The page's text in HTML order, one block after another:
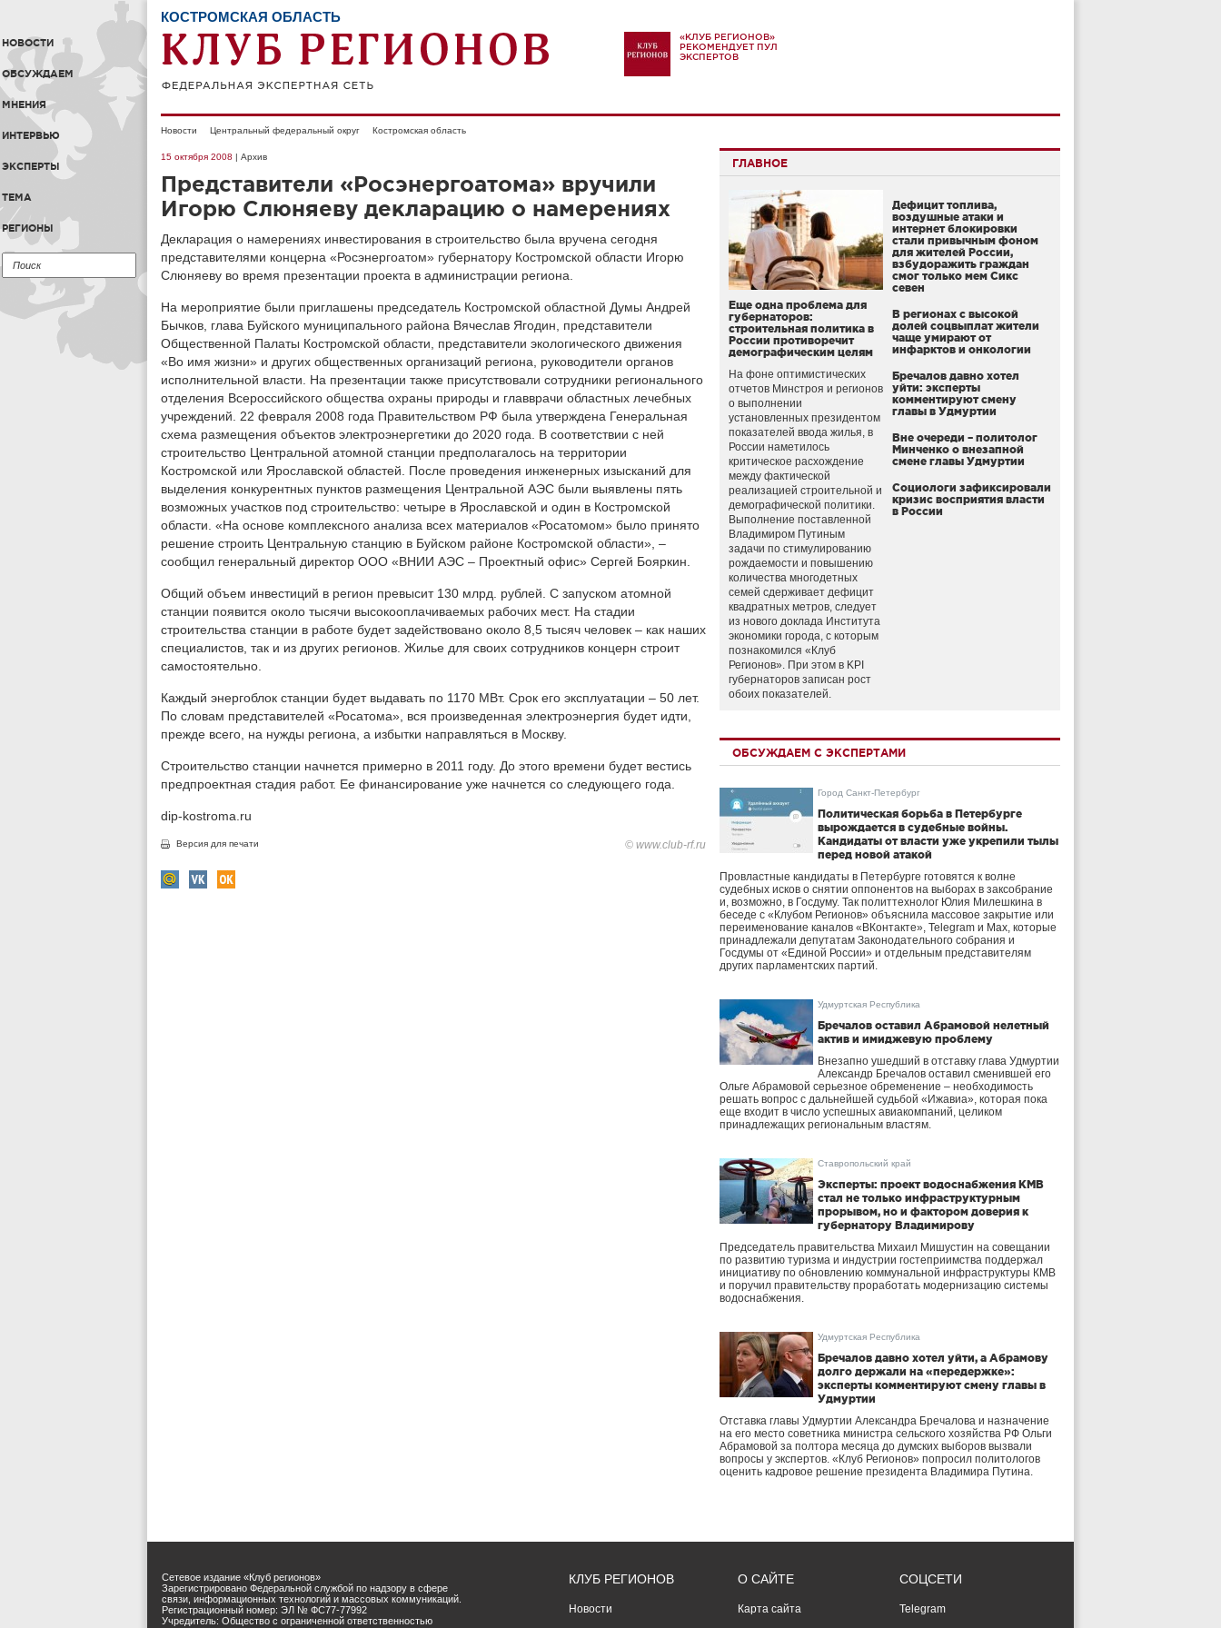
НОВОСТИ
ОБСУЖДАЕМ
МНЕНИЯ
ИНТЕРВЬЮ
ЭКСПЕРТЫ
ТЕМА
РЕГИОНЫ
КОСТРОМСКАЯ ОБЛАСТЬ
«КЛУБ РЕГИОНОВ»
РЕКОМЕНДУЕТ ПУЛ
ЭКСПЕРТОВ
Новости Центральный федеральный округ Костромская область
15 октября 2008 | Архив
Представители «Росэнергоатома» вручили
Игорю Слюняеву декларацию о намерениях
Декларация о намерениях инвестирования в строительство была вручена сегодня
представителями концерна «Росэнергоатом» губернатору Костромской области Игорю
Слюняеву во время презентации проекта в администрации региона.
На мероприятие были приглашены председатель Костромской областной Думы Андрей
Бычков, глава Буйского муниципального района Вячеслав Ягодин, представители
Общественной Палаты Костромской области, представители экологического движения
«Во имя жизни» и других общественных организаций региона, руководители органов
исполнительной власти. На презентации также присутствовали сотрудники регионального
отделения Всероссийского общества охраны природы и главврачи областных лечебных
учреждений. 22 февраля 2008 года Правительством РФ была утверждена Генеральная
схема размещения объектов электроэнергетики до 2020 года. В соответствии с ней
строительство Центральной атомной станции предполагалось на территории
Костромской или Ярославской областей. После проведения инженерных изысканий для
выделения конкурентных пунктов размещения Центральной АЭС были выявлены пять
возможных участков под строительство: четыре в Ярославской и один в Костромской
области. «На основе комплексного анализа всех материалов «Росатомом» было принято
решение строить Центральную станцию в Буйском районе Костромской области», –
сообщил генеральный директор ООО «ВНИИ АЭС – Проектный офис» Сергей Бояркин.
Общий объем инвестиций в регион превысит 130 млрд. рублей. С запуском атомной
станции появится около тысячи высокооплачиваемых рабочих мест. На стадии
строительства станции в работе будет задействовано около 8,5 тысяч человек – как наших
специалистов, так и из других регионов. Жилье для своих сотрудников концерн строит
самостоятельно.
Каждый энергоблок станции будет выдавать по 1170 МВт. Срок его эксплуатации – 50 лет.
По словам представителей «Росатома», вся произведенная электроэнергия будет идти,
прежде всего, на нужды региона, а избытки направляться в Москву.
Строительство станции начнется примерно в 2011 году. До этого времени будет вестись
предпроектная стадия работ. Ее финансирование уже начнется со следующего года.
dip-kostroma.ru
Версия для печати © www.club-rf.ru
ГЛАВНОЕ
Еще одна проблема для
губернаторов:
строительная политика в
России противоречит
демографическим целям
На фоне оптимистических
отчетов Минстроя и регионов
о выполнении
установленных президентом
показателей ввода жилья, в
России наметилось
критическое расхождение
между фактической
реализацией строительной и
демографической политики.
Выполнение поставленной
Владимиром Путиным
задачи по стимулированию
рождаемости и повышению
количества многодетных
семей сдерживает дефицит
квадратных метров, следует
из нового доклада Института
экономики города, с которым
познакомился «Клуб
Регионов». При этом в KPI
губернаторов записан рост
обоих показателей.
Дефицит топлива,
воздушные атаки и
интернет блокировки
стали привычным фоном
для жителей России,
взбудоражить граждан
смог только мем Сикс
севен
В регионах с высокой
долей соцвыплат жители
чаще умирают от
инфарктов и онкологии
Бречалов давно хотел
уйти: эксперты
комментируют смену
главы в Удмуртии
Вне очереди – политолог
Минченко о внезапной
смене главы Удмуртии
Социологи зафиксировали
кризис восприятия власти
в России
ОБСУЖДАЕМ С ЭКСПЕРТАМИ
Город Санкт-Петербург
Политическая борьба в Петербурге
вырождается в судебные войны.
Кандидаты от власти уже укрепили тылы
перед новой атакой
Провластные кандидаты в Петербурге готовятся к волне
судебных исков о снятии оппонентов на выборах в заксобрание
и, возможно, в Госдуму. Так политтехнолог Юлия Милешкина в
беседе с «Клубом Регионов» объяснила массовое закрытие или
переименование каналов «ВКонтакте», Telegram и Max, которые
принадлежали депутатам Законодательного собрания и
Госдумы от «Единой России» и отдельным представителям
других парламентских партий.
Удмуртская Республика
Бречалов оставил Абрамовой нелетный
актив и имиджевую проблему
Внезапно ушедший в отставку глава Удмуртии
Александр Бречалов оставил сменившей его
Ольге Абрамовой серьезное обременение – необходимость
решать вопрос с дальнейшей судьбой «Ижавиа», которая пока
еще входит в число успешных авиакомпаний, целиком
принадлежащих региональным властям.
Ставропольский край
Эксперты: проект водоснабжения КМВ
стал не только инфраструктурным
прорывом, но и фактором доверия к
губернатору Владимирову
Председатель правительства Михаил Мишустин на совещании
по развитию туризма и индустрии гостеприимства поддержал
инициативу по обновлению коммунальной инфраструктуры КМВ
и поручил правительству проработать модернизацию системы
водоснабжения.
Удмуртская Республика
Бречалов давно хотел уйти, а Абрамову
долго держали на «передержке»:
эксперты комментируют смену главы в
Удмуртии
Отставка главы Удмуртии Александра Бречалова и назначение
на его место советника министра сельского хозяйства РФ Ольги
Абрамовой за полтора месяца до думских выборов вызвали
вопросы у экспертов. «Клуб Регионов» попросил политологов
оценить кадровое решение президента Владимира Путина.
Сетевое издание «Клуб регионов»
Зарегистрировано Федеральной службой по надзору в сфере
связи, информационных технологий и массовых коммуникаций.
Регистрационный номер: ЭЛ № ФС77-77992
Учредитель: Общество с ограниченной ответственностью
КЛУБ РЕГИОНОВ
Новости
О САЙТЕ
Карта сайта
СОЦСЕТИ
Telegram